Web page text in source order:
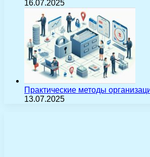
16.07.2025
Практические методы
13.07.2025